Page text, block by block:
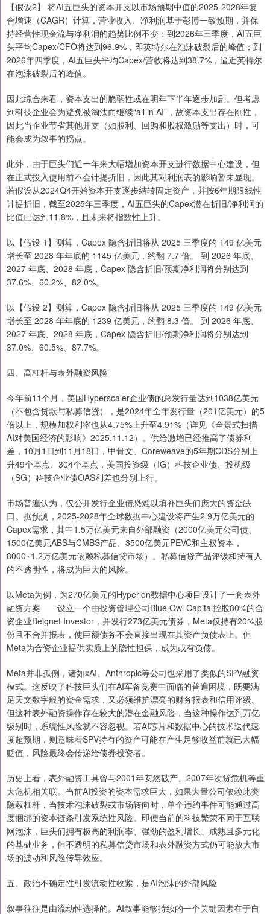
【假设2】 将AI五巨头的资本开支以市场预期中值的2025-2028年复
合增速（CAGR）计算，营业收入、净利润基于彭博一致预期，并保
持经营性现金流与净利润的趋势比例不变：到2026年三季度，AI五巨
头平均Capex/CFO将达到96.9%，即英特尔在泡沫破裂后的峰值；到
2026年四季度，AI五巨头平均Capex/营收将达到38.7%，逼近英特尔
在泡沫破裂后的峰值。
因此综合来看，资本支出的脆弱性或在明年下半年逐步加剧。但考虑
到科技企业会为避免被淘汰而继续“all in AI”，故资本支出存在刚性，
因此当企业节省其他开支（如股利、回购和股权激励等支出）时，可
能会成为叙事的拐点。
此外，由于巨头们近一年来大幅增加资本开支进行数据中心建设，但
在正式投入使用前不会计提折旧，因此其对利润表的影响暂未显现。
若假设从2024Q4开始资本开支逐步结转固定资产，并按6年期限线性
计提折旧，截至2025年三季度，AI五巨头的Capex潜在折旧/净利润的
比值已达到11.8%，且未来将指数性上升。
以【假设 1】测算，Capex 隐含折旧将从 2025 三季度的 149 亿美元
增长至 2028 年年底的 1145 亿美元，约翻 7.7 倍。 到 2026 年底、
2027 年底、2028 年底，Capex 隐含折旧/预期净利润将分别达到
37.6%、60.2%、82.0%。
以【假设 2】测算，Capex 隐含折旧将从 2025 三季度的 149 亿美元
增长至 2028 年年底的 1239 亿美元，约翻 8.3 倍。 到 2026 年底、
2027 年底、2028 年底，Capex 隐含折旧/预期净利润将分别达到
37.0%、60.5%、87.7%。
四、高杠杆与表外融资风险
今年前11个月，美国Hyperscaler企业债的总发行量达到1038亿美元
（不包含贷款与私募信贷），是2024年全年发行量（201亿美元）的5
倍以上，规模加权利率也从4.75%上升至4.91%（详见《全景式扫描
AI对美国经济的影响》2025.11.12）。供给激增已经推高了债券利
差，10月1日到11月18日，甲骨文、Coreweave的5年期CDS分别上
升49个基点、304个基点，美国投资级（IG）科技企业债、投机级
（SG）科技企业债OAS利差也分别上行。
市场普遍认为，仅公开发行企业债恐难以填补巨头们庞大的资金缺
口。据预测，2025-2028年全球数据中心建设将产生2.9万亿美元的
Capex需求，其中1.5万亿美元来自外部融资（2000亿美元公司债、
1500亿美元ABS与CMBS产品、3500亿美元PEVC和主权资本，
8000~1.2万亿美元依赖私募信贷市场）。私募信贷产品评级和持有人
的不透明性，将成为巨大的风险。
以Meta为例，为270亿美元的Hyperion数据中心项目设计了一套表外
融资方案——设立一个由投资管理公司Blue Owl Capital控股80%的合
资企业Beignet Investor，并发行273亿美元债券，Meta仅持有20%股
份且不合并报表，使巨额债务不会直接出现在其资产负债表上。但
Meta为合资企业提供实质上的隐性担保，成为或有负债。
Meta并非孤例，诸如xAI、Anthropic等公司也采用了类似的SPV融资
模式。这反映了科技巨头们在AI军备竞赛中面临的普遍困境，既要满
足天文数字般的资金需求，又必须维护漂亮的财务报表和信用评级。
但这种表外融资操作存在较大的潜在金融风险，当这种操作达到万亿
级别时，系统性风险就不容忽视。若AI芯片和数据中心的技术迭代速
度超预期，则意味着SPV持有的资产可能在产生足够收益前就已大幅
贬值，风险最终会传递给债券投资者。
历史上看，表外融资工具曾与2001年安然破产、2007年次贷危机等重
大危机相关联。当前AI投资的资本需求巨大，如果大量公司依赖此类
隐蔽杠杆，当技术泡沫破裂或市场转向时，单个违约事件可能通过高
度捆绑的资本链条引发系统性风险。即便当前的科技繁荣不同于互联
网泡沫，巨头们拥有极高的利润率、强劲的盈利增长、成熟且多元化
的基础业务，但不透明的私募信贷市场和表外融资方式仍可能放大市
场的波动和风险传导效应。
五、政治不确定性引发流动性收紧，是AI泡沫的外部风险
叙事往往是由流动性选择的。AI叙事能够持续的一个关键因素在于自